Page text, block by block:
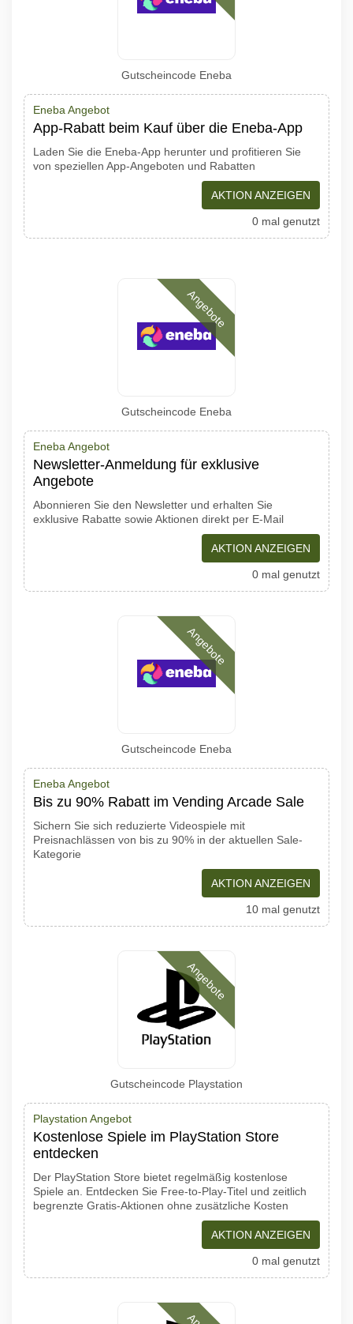
Gutscheincode Eneba
Eneba Angebot
App-Rabatt beim Kauf über die Eneba-App
Laden Sie die Eneba-App herunter und profitieren Sie
von speziellen App-Angeboten und Rabatten
AKTION ANZEIGEN
0 mal genutzt
Angebote
Gutscheincode Eneba
Eneba Angebot
Newsletter-Anmeldung für exklusive
Angebote
Abonnieren Sie den Newsletter und erhalten Sie
exklusive Rabatte sowie Aktionen direkt per E-Mail
AKTION ANZEIGEN
0 mal genutzt
Angebote
Gutscheincode Eneba
Eneba Angebot
Bis zu 90% Rabatt im Vending Arcade Sale
Sichern Sie sich reduzierte Videospiele mit
Preisnachlässen von bis zu 90% in der aktuellen Sale-
Kategorie
AKTION ANZEIGEN
10 mal genutzt
Angebote
Gutscheincode Playstation
Playstation Angebot
Kostenlose Spiele im PlayStation Store
entdecken
Der PlayStation Store bietet regelmäßig kostenlose
Spiele an. Entdecken Sie Free-to-Play-Titel und zeitlich
begrenzte Gratis-Aktionen ohne zusätzliche Kosten
AKTION ANZEIGEN
0 mal genutzt